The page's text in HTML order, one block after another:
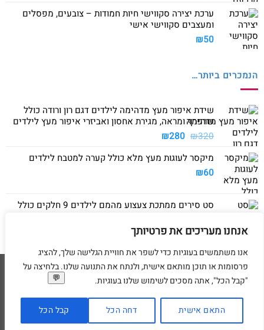
אנחנו מעריכים את פרטיותך
אנו משתמשים בעוגיות כדי לשפר את חוויית הגלישה שלך, להציג
פרסומות או תוכן מותאם אישית, ולנתח את התנועה שלנו. בלחיצה על
"קבל הכל", אתה מסכים לשימוש שלנו בעוגיות.
התאם אישית דחה הכל קבל הכל
ערכת יצירה סקווישי חיות חמודות – צובעים, מפסלים
ומעצבים סקווישי אישי
₪50
הנמכרים ביותר…
שידת איפור מעץ מדהימה לילדים דגם רון ורודה כולל
שרפרף ומראה, מגירת אחסון ואביזרי איפור מעץ לילדים
₪320
המחיר
היה:
₪280 המחיר
הוא:
מיקסר לעוגות מעץ מלא כולל קערה למטבח לילדים
₪60
סט סירים ממתכת צעצוע מהמם לילדים 9 חלקים כולל
₪40
Visa
MasterCard
American
Express
Visa
דף הבית מדיניות משלוחים מדיניות החזרת מוצרים תקנון מדיניות פרטיות
בקשת מחיקת פרטים אישיים
בניית ועיצוב אתרי מסחר Code&Concept Copyright 2026 ©